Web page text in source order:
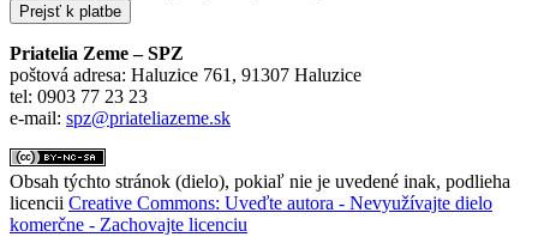
Priatelia Zeme – SPZ
poštová adresa: Haluzice 761, 91307 Haluzice
tel: 0903 77 23 23
e-mail: spz@priateliazeme.sk
Obsah týchto stránok (dielo), pokiaľ nie je uvedené inak, podlieha
licencii Creative Commons: Uveďte autora - Nevyužívajte dielo
komerčne - Zachovajte licenciu